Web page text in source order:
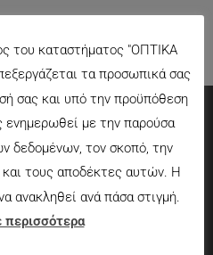
πληρωμής
επιστροφών
του καταστήματος "ΟΠΤΙΚΑ
τα προσωπικά σας
σας και υπό την προϋπόθεση
ενημερωθεί με την παρούσα
δεδομένων, τον σκοπό, την
τους αποδέκτες αυτών. Η
ανακληθεί ανά πάσα στιγμή.
περισσότερα